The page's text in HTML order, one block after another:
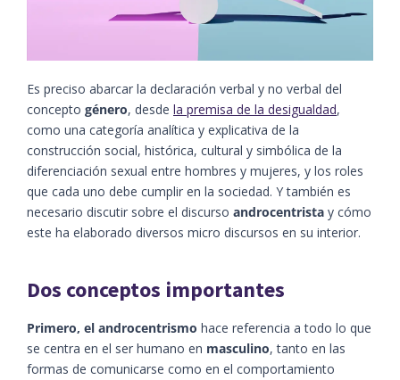
Es preciso abarcar la declaración verbal y no verbal del
concepto género, desde la premisa de la desigualdad,
como una categoría analítica y explicativa de la
construcción social, histórica, cultural y simbólica de la
diferenciación sexual entre hombres y mujeres, y los roles
que cada uno debe cumplir en la sociedad. Y también es
necesario discutir sobre el discurso androcentrista y cómo
este ha elaborado diversos micro discursos en su interior.
Dos conceptos importantes
Primero, el androcentrismo hace referencia a todo lo que
se centra en el ser humano en masculino, tanto en las
formas de comunicarse como en el comportamiento